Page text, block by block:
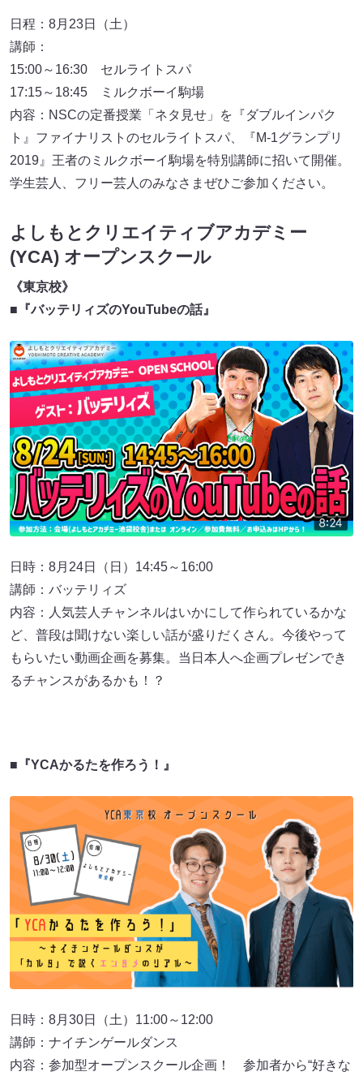
日程：8月23日（土）
講師：
15:00～16:30 セルライトスパ
17:15～18:45 ミルクボーイ駒場
内容：NSCの定番授業「ネタ見せ」を『ダブルインパク
ト』ファイナリストのセルライトスパ、『M-1グランプリ
2019』王者のミルクボーイ駒場を特別講師に招いて開催。
学生芸人、フリー芸人のみなさまぜひご参加ください。
よしもとクリエイティブアカデミー
(YCA) オープンスクール
《東京校》
■『バッテリィズのYouTubeの話』
日時：8月24日（日）14:45～16:00
講師：バッテリィズ
内容：人気芸人チャンネルはいかにして作られているかな
ど、普段は聞けない楽しい話が盛りだくさん。今後やって
もらいたい動画企画を募集。当日本人へ企画プレゼンでき
るチャンスがあるかも！？
■『YCAかるたを作ろう！』
日時：8月30日（土）11:00～12:00
講師：ナイチンゲールダンス
内容：参加型オープンスクール企画！ 参加者から“好きな